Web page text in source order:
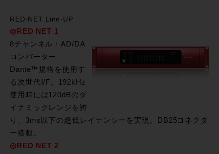
RED-NET Line-UP
◎RED NET 1
8チャンネル・AD/DA
コンバーター
Dante™規格を使用す
る次世代I/F。192kHz
使用時には120dBのダ
イナミックレンジを誇
り、3ms以下の超低レイテンシーを実現。DB25コネクタ
ー搭載。
◎RED NET 2